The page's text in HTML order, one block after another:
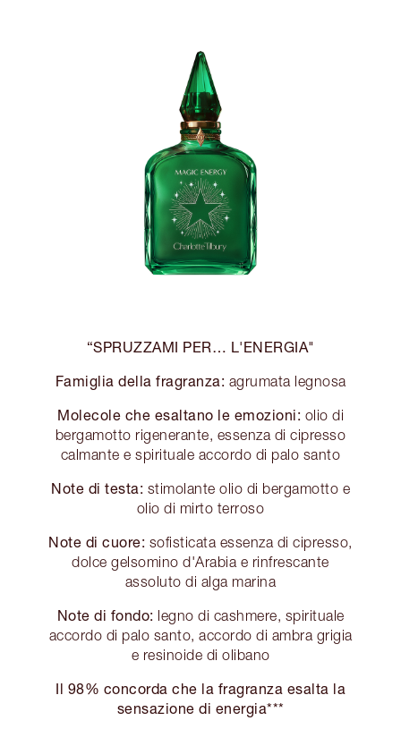
“SPRUZZAMI PER… L'ENERGIA"
Famiglia della fragranza: agrumata legnosa
Molecole che esaltano le emozioni: olio di
bergamotto rigenerante, essenza di cipresso
calmante e spirituale accordo di palo santo
Note di testa: stimolante olio di bergamotto e
olio di mirto terroso
Note di cuore: sofisticata essenza di cipresso,
dolce gelsomino d'Arabia e rinfrescante
assoluto di alga marina
Note di fondo: legno di cashmere, spirituale
accordo di palo santo, accordo di ambra grigia
e resinoide di olibano
Il 98% concorda che la fragranza esalta la
sensazione di energia***